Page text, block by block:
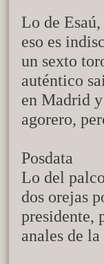
Lo de
eso es
un sexto
auténtico
en Madrid
agorero,
Posdata
Lo del
dos orejas
presidente,
anales de